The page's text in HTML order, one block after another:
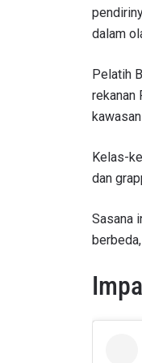
dalam
Pelatih
rekanan
Kelas-
dan
Sasana